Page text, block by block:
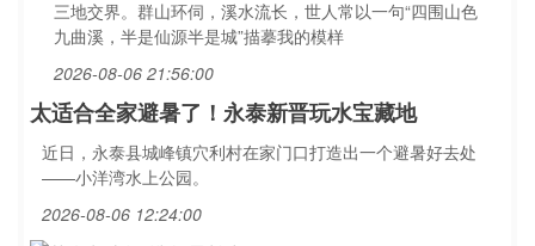
三地交界。群山环伺，溪水流长，世人常以一句“四围山色
九曲溪，半是仙源半是城”描摹我的模样
2026-08-06 21:56:00
太适合全家避暑了！永泰新晋玩水宝藏地
近日，永泰县城峰镇穴利村在家门口打造出一个避暑好去处
——小洋湾水上公园。
2026-08-06 12:24:00